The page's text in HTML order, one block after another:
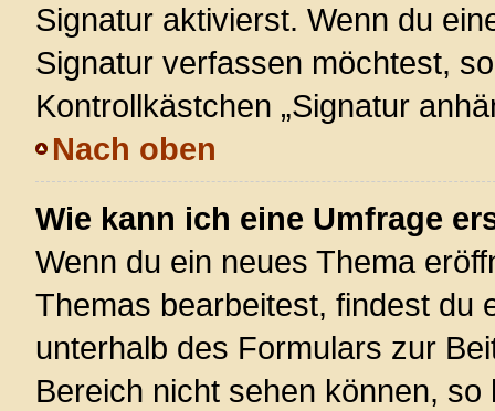
Signatur aktivierst. Wenn du
Signatur verfassen möchtest,
Kontrollkästchen „Signatur
Nach oben
Wie kann ich eine Umfrage
Wenn du ein neues Thema
Themas bearbeitest, findest du
unterhalb des Formulars zur
Bereich nicht sehen können,